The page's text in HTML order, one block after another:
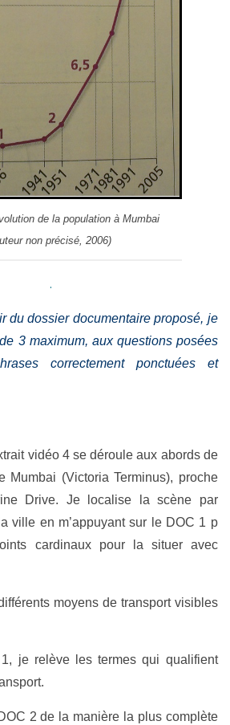
de la population à Mumbai
non précisé, 2006)
.
du dossier documentaire proposé, je
3 maximum, aux questions posées
correctement ponctuées et
vidéo 4 se déroule aux abords de
Mumbai (Victoria Terminus), proche
Drive. Je localise la scène par
ville en m’appuyant sur le DOC 1 p
cardinaux pour la situer avec
moyens de transport visibles
je relève les termes qui qualifient
2 de la manière la plus complète